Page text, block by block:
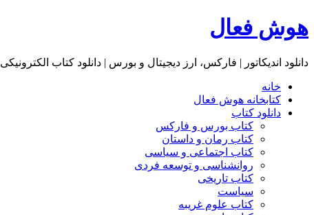
هوش فعال
دانلود اندیکاتور | فارکس، ارز دیجیتال و بورس | دانلود کتاب الکترونیکی
خانه
کتابخانه هوش فعال
دانلود کتاب
کتاب بورس و فارکس
کتاب رمان و داستان
کتاب اجتماعی و سیاسی
روانشناسی و توسعه فردی
کتاب تاریخی
سیاست
کتاب علوم غریبه